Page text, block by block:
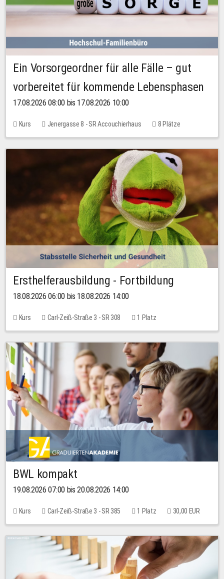
Ein Vorsorgeordner für alle Fälle – gut
vorbereitet für kommende Lebensphasen
17.08.2026 08:00 bis 17.08.2026 10:00
Kurs Jenergasse 8 - SR Accouchierhaus 8 Plätze
Ersthelferausbildung - Fortbildung
18.08.2026 06:00 bis 18.08.2026 14:00
Kurs Carl-Zeiß-Straße 3 - SR 308 1 Platz
BWL kompakt
19.08.2026 07:00 bis 20.08.2026 14:00
Kurs Carl-Zeiß-Straße 3 - SR 385 1 Platz 30,00 EUR